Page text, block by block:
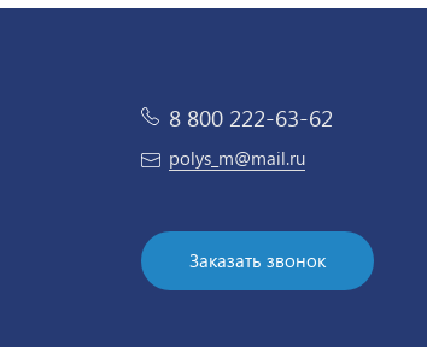
8 800 222-63-62
polys_m@mail.ru
Заказать звонок